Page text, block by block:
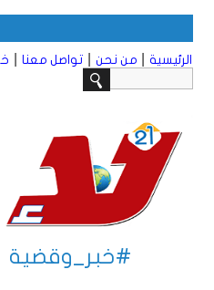
الرئيسية من نحن تواصل معنا
#خبر_وقضية